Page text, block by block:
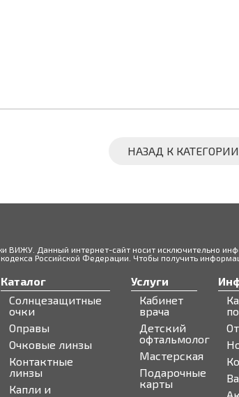
НАЗАД К КАТЕГОРИИ
ВИЖУ. Данный интернет-сайт носит исключительно
Российской Федерации. Чтобы получить
Каталог
Солнцезащитные
очки
Оправы
Очковые линзы
Контактные
линзы
Капли и
Услуги
Кабинет
врача
Детский
офтальмолог
Мастерская
Подарочные
карты